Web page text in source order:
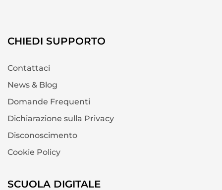
CHIEDI SUPPORTO
Contattaci
News & Blog
Domande Frequenti
Dichiarazione sulla Privacy
Disconoscimento
Cookie Policy
SCUOLA DIGITALE